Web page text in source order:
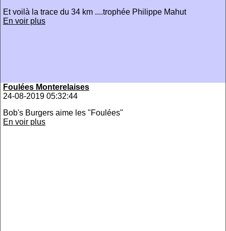
Et voilà la trace du 34 km ....trophée Philippe Mahut
En voir plus
Foulées Monterelaises
24-08-2019 05:32:44
Bob's Burgers aime les "Foulées"
En voir plus